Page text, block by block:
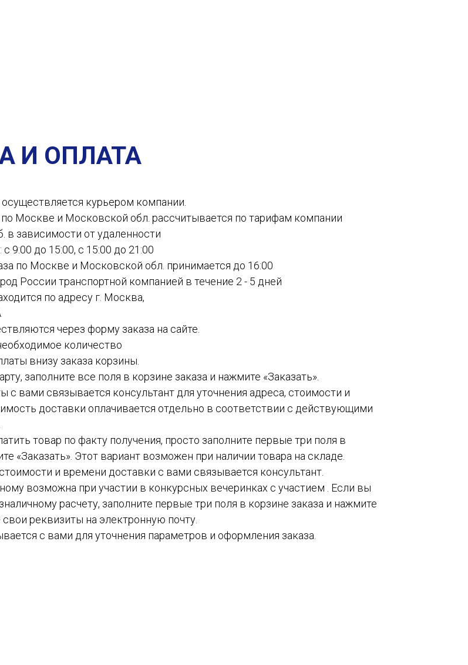
И ОПЛАТА
курьером компании.
Москве и Московской обл. рассчитывается по тарифам компании
в зависимости от удаленности
9:00 до 15:00, с 15:00 до 21:00
по Москве и Московской обл. принимается до 16:00
России транспортной компанией в течение 2 - 5 дней
по адресу г. Москва,
через форму заказа на сайте.
количество
внизу заказа корзины.
заполните все поля в корзине заказа и нажмите «Заказать».
с вами связывается консультант для уточнения адреса, стоимости и
доставки оплачивается отдельно в соответствии с действующими
товар по факту получения, просто заполните первые три поля в
«Заказать». Этот вариант возможен при наличии товара на складе.
и времени доставки с вами связывается консультант.
возможна при участии в конкурсных вечеринках с участием . Если вы
расчету, заполните первые три поля в корзине заказа и нажмите
реквизиты на электронную почту.
с вами для уточнения параметров и оформления заказа.